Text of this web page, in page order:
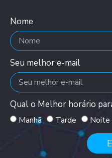
Nome
Seu melhor e-mail
Qual o Melhor horário
Manhã Tarde Noite